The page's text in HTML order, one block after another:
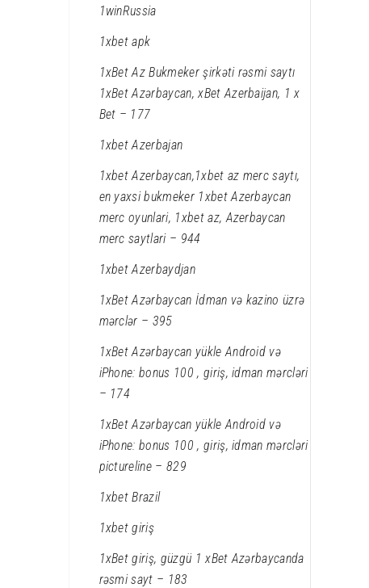
1winRussia
1xbet apk
1xBet Az Bukmeker şirkəti rəsmi saytı
1xBet Azərbaycan, xBet Azerbaijan, 1 x
Bet – 177
1xbet Azerbajan
1xbet Azerbaycan,1xbet az merc saytı,
en yaxsi bukmeker 1xbet Azerbaycan
merc oyunlari, 1xbet az, Azerbaycan
merc saytlari – 944
1xbet Azerbaydjan
1xBet Azərbaycan İdman və kazino üzrə
mərclər – 395
1xBet Azərbaycan yükle Android və
iPhone: bonus 100 , giriş, idman mərcləri
– 174
1xBet Azərbaycan yükle Android və
iPhone: bonus 100 , giriş, idman mərcləri
pictureline – 829
1xbet Brazil
1xbet giriş
1xBet giriş, güzgü 1 xBet Azərbaycanda
rəsmi sayt – 183